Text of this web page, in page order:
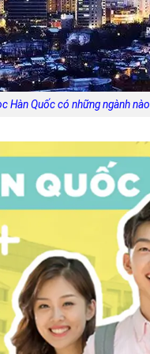
Hàn Quốc có những ngành nào